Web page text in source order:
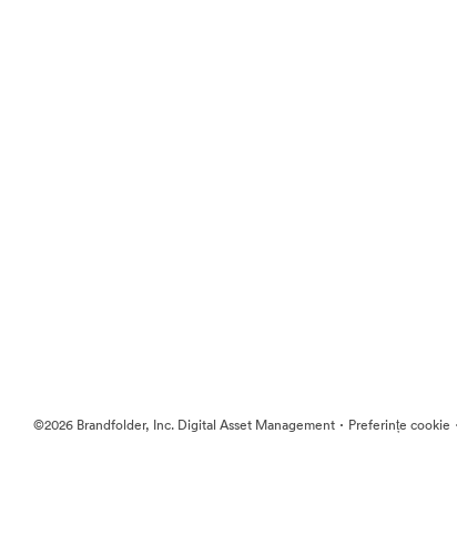
©2026 Brandfolder, Inc. Digital Asset Management · Preferințe cookie